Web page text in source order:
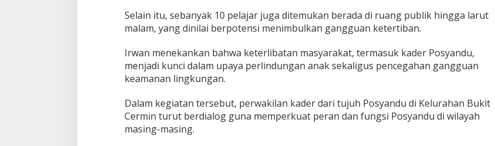
Selain itu, sebanyak 10 pelajar juga ditemukan berada di ruang publik hingga larut
malam, yang dinilai berpotensi menimbulkan gangguan ketertiban.
Irwan menekankan bahwa keterlibatan masyarakat, termasuk kader Posyandu,
menjadi kunci dalam upaya perlindungan anak sekaligus pencegahan gangguan
keamanan lingkungan.
Dalam kegiatan tersebut, perwakilan kader dari tujuh Posyandu di Kelurahan Bukit
Cermin turut berdialog guna memperkuat peran dan fungsi Posyandu di wilayah
masing-masing.